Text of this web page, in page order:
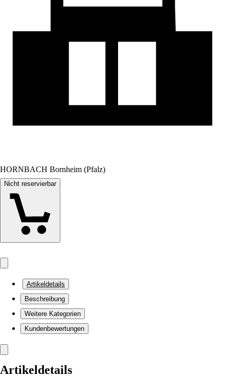
HORNBACH Bornheim (Pfalz)
Nicht reservierbar
Artikeldetails
Beschreibung
Weitere Kategorien
Kundenbewertungen
Artikeldetails